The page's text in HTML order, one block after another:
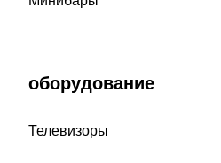
оборудование
Телевизоры